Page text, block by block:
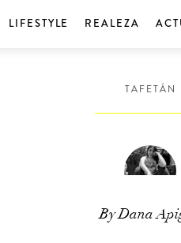
LIFESTYLE REALEZA
TAFETÁN
By Dana